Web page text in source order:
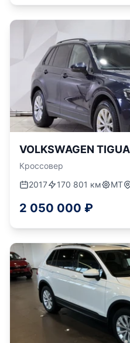
VOLKSWAGEN
Кроссовер
2017
170 801 км МТ
2 050 000 ₽